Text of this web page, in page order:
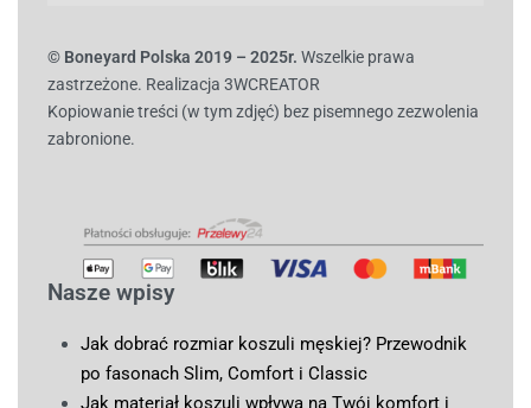
© Boneyard Polska 2019 – 2025r. Wszelkie prawa
zastrzeżone. Realizacja 3WCREATOR
Kopiowanie treści (w tym zdjęć) bez pisemnego zezwolenia
zabronione.
Nasze wpisy
Jak dobrać rozmiar koszuli męskiej? Przewodnik
po fasonach Slim, Comfort i Classic
Jak materiał koszuli wpływa na Twój komfort i